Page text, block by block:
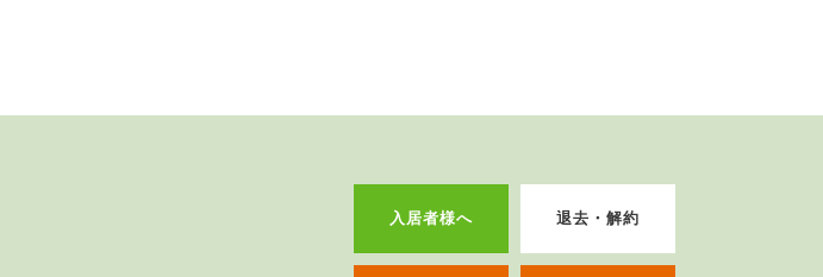
入居者様へ 退去・解約